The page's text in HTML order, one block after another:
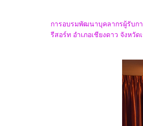
การอบรมพัฒนาบุคลากรผู้รับก
รีสอร์ท อำเภอเชียงดาว จังหวัด